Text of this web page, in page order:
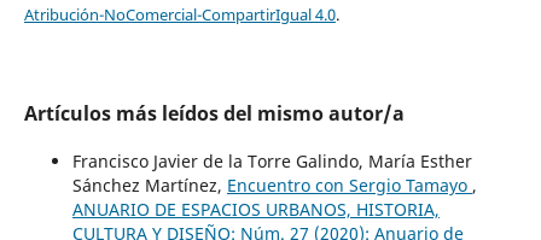
Atribución-NoComercial-CompartirIgual 4.0.
Artículos más leídos del mismo autor/a
Francisco Javier de la Torre Galindo, María Esther
Sánchez Martínez, Encuentro con Sergio Tamayo ,
ANUARIO DE ESPACIOS URBANOS, HISTORIA,
CULTURA Y DISEÑO: Núm. 27 (2020): Anuario de